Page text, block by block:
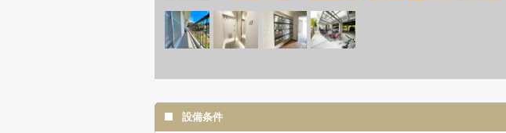
設備条件